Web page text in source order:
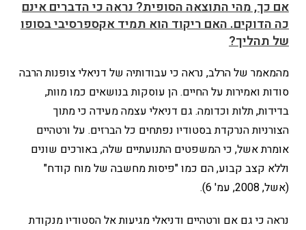
אם כך, מהי התוצאה הסופית? נראה כי הדברים אינם
כה הדוקים. האם ריקוד הוא תמיד אקספרסיבי בסופו
של תהליך?
מהמאמר של הרלב, נראה כי עבודותיה של דניאלי צופנות הרבה
סודות ואמירות על החיים. הן עוסקות בנושאים כמו מוות,
בדידות, תלות וכדומה. גם דניאלי עצמה מעידה כי מתוך
הצורניות הנרקדת בסטודיו נפתחים כל הברזים. על ורטהיים
אומרת אשל, כי המשפטים התנועתיים שלה, באורכים שונים
וללא קצב קבוע, הם כמו "פיסות מחשבה של מוח קודח"
(אשל, 2008, עמ' 6).
נראה כי גם אם ורטהיים ודניאלי מגיעות אל הסטודיו מנקודת